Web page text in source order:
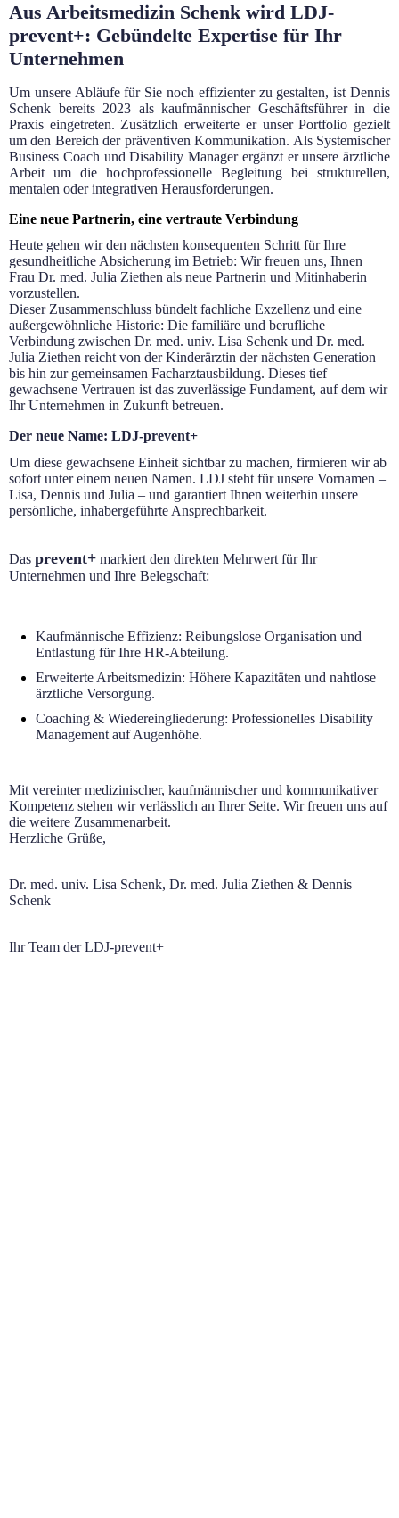
Aus Arbeitsmedizin Schenk wird LDJ-
prevent+: Gebündelte Expertise für Ihr
Unternehmen
Um unsere Abläufe für Sie noch effizienter zu gestalten, ist Dennis
Schenk bereits 2023 als kaufmännischer Geschäftsführer in die
Praxis eingetreten. Zusätzlich erweiterte er unser Portfolio gezielt
um den Bereich der präventiven Kommunikation. Als Systemischer
Business Coach und Disability Manager ergänzt er unsere ärztliche
Arbeit um die hochprofessionelle Begleitung bei strukturellen,
mentalen oder integrativen Herausforderungen.
Eine neue Partnerin, eine vertraute Verbindung
Heute gehen wir den nächsten konsequenten Schritt für Ihre
gesundheitliche Absicherung im Betrieb: Wir freuen uns, Ihnen
Frau Dr. med. Julia Ziethen als neue Partnerin und Mitinhaberin
vorzustellen.
Dieser Zusammenschluss bündelt fachliche Exzellenz und eine
außergewöhnliche Historie: Die familiäre und berufliche
Verbindung zwischen Dr. med. univ. Lisa Schenk und Dr. med.
Julia Ziethen reicht von der Kinderärztin der nächsten Generation
bis hin zur gemeinsamen Facharztausbildung. Dieses tief
gewachsene Vertrauen ist das zuverlässige Fundament, auf dem wir
Ihr Unternehmen in Zukunft betreuen.
Der neue Name: LDJ-prevent+
Um diese gewachsene Einheit sichtbar zu machen, firmieren wir ab
sofort unter einem neuen Namen. LDJ steht für unsere Vornamen –
Lisa, Dennis und Julia – und garantiert Ihnen weiterhin unsere
persönliche, inhabergeführte Ansprechbarkeit.
Das prevent+ markiert den direkten Mehrwert für Ihr
Unternehmen und Ihre Belegschaft:
Kaufmännische Effizienz: Reibungslose Organisation und
Entlastung für Ihre HR-Abteilung.
Erweiterte Arbeitsmedizin: Höhere Kapazitäten und nahtlose
ärztliche Versorgung.
Coaching & Wiedereingliederung: Professionelles Disability
Management auf Augenhöhe.
Mit vereinter medizinischer, kaufmännischer und kommunikativer
Kompetenz stehen wir verlässlich an Ihrer Seite. Wir freuen uns auf
die weitere Zusammenarbeit.
Herzliche Grüße,
Dr. med. univ. Lisa Schenk, Dr. med. Julia Ziethen & Dennis
Schenk
Ihr Team der LDJ-prevent+